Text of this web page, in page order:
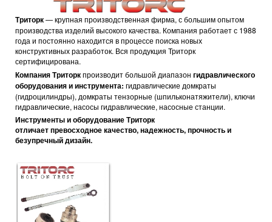
Триторк— крупная производственная фирма, с большим опытом
производства изделий высокого качества. Компания работает с 1988
года и постоянно находится в процессе поиска новых
конструктивных разработок. Вся продукция Триторк
сертифицирована.
Компания Триторкпроизводит большой диапазон гидравлического
оборудования и инструмента: гидравлические домкраты
(гидроцилиндры), домкраты тензорные (шпильконатяжители), ключи
гидравлические, насосы гидравлические, насосные станции.
Инструменты и оборудование Триторк
отличает превосходноекачество, надежность, прочность и
безупречный дизайн.